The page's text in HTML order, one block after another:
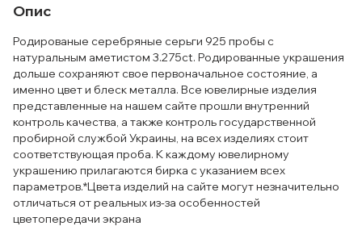
Опис
Родированые серебряные серьги 925 пробы с
натуральным аметистом 3.275ct. Родированные украшения
дольше сохраняют свое первоначальное состояние, а
именно цвет и блеск металла. Все ювелирные изделия
представленные на нашем сайте прошли внутренний
контроль качества, а также контроль государственной
пробирной службой Украины, на всех изделиях стоит
соответствующая проба. К каждому ювелирному
украшению прилагаются бирка с указанием всех
параметров.*Цвета изделий на сайте могут незначительно
отличаться от реальных из-за особенностей
цветопередачи экрана